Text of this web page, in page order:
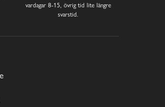
vardagar 8-15, övrig tid lite längre
svarstid.